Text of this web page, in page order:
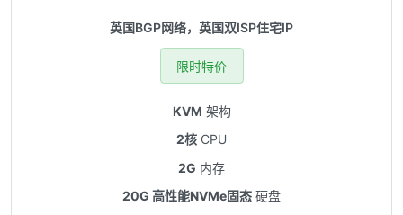
英国BGP网络，英国双ISP住宅IP
限时特价
KVM 架构
2核 CPU
2G 内存
20G 高性能NVMe固态 硬盘